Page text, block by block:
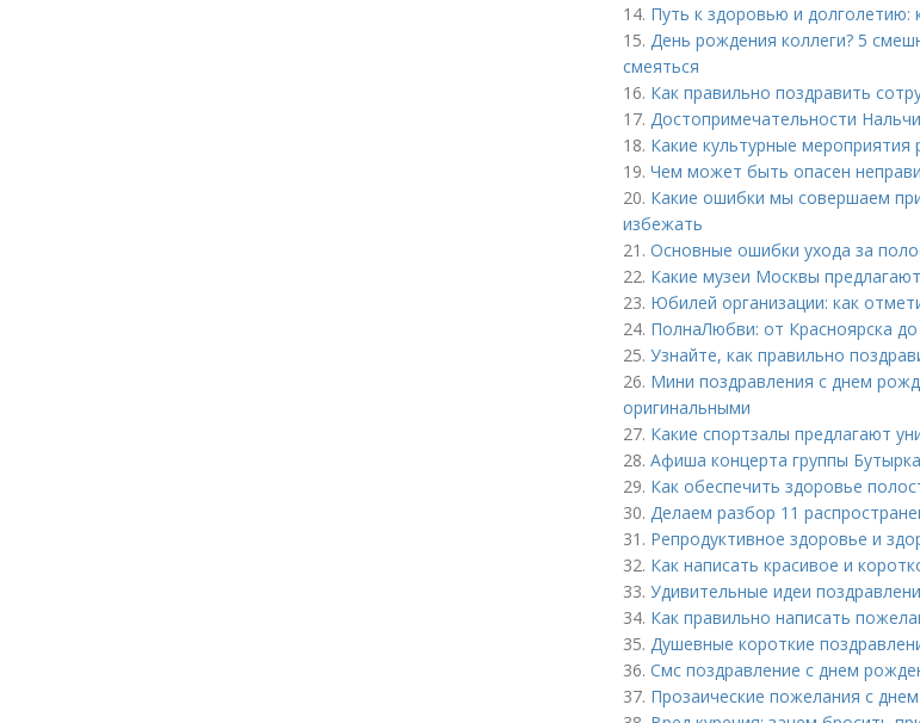
14. Путь к здоровью и долголетию:
15. День рождения коллеги? 5
смеяться
16. Как правильно поздравить
17. Достопримечательности
18. Какие культурные мероприятия
19. Чем может быть опасен
20. Какие ошибки мы совершаем
избежать
21. Основные ошибки ухода за
22. Какие музеи Москвы
23. Юбилей организации: как
24. ПолнаЛюбви: от Красноярска
25. Узнайте, как правильно
26. Мини поздравления с днем
оригинальными
27. Какие спортзалы предлагают
28. Афиша концерта группы
29. Как обеспечить здоровье
30. Делаем разбор 11
31. Репродуктивное здоровье и
32. Как написать красивое и
33. Удивительные идеи
34. Как правильно написать
35. Душевные короткие
36. Смс поздравление с днем
37. Прозаические пожелания с